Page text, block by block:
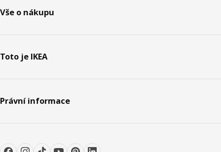
Vše o nákupu
Toto je IKEA
Právní informace